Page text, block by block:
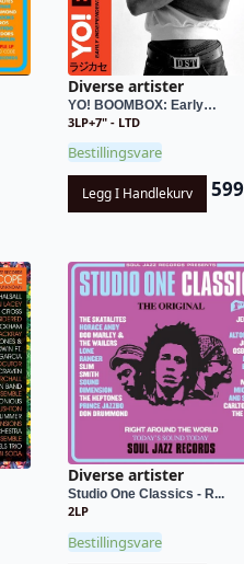
Diverse artister
YO! BOOMBOX: Early…
3LP+7" - LTD
Bestillingsvare
Legg I Handlekurv 599
Diverse artister
Studio One Classics - R...
2LP
Bestillingsvare